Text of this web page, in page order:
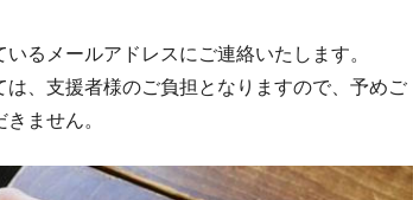
るメールアドレスにご連絡いたします。
、支援者様のご負担となりますので、予めご
ません。